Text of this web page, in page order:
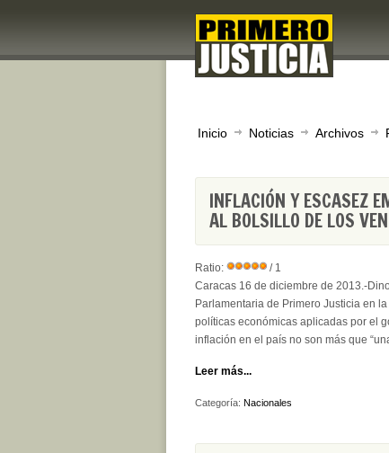
Inicio Noticias Archivos
INFLACIÓN Y ESCASEZ
AL BOLSILLO DE LOS
Ratio:
/ 1
Caracas 16 de diciembre de 2013.-
Parlamentaria de Primero Justicia en
políticas económicas aplicadas por el
inflación en el país no son más que
Leer más...
Categoría: Nacionales